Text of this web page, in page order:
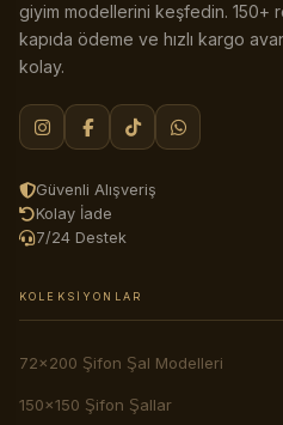
giyim modellerini keşfedin. 150+
kapıda ödeme ve hızlı kargo
kolay.
Güvenli Alışveriş
Kolay İade
7/24 Destek
KOLEKSIYONLAR
72x200 Şifon Şal Modelleri
150x150 Şifon Şallar